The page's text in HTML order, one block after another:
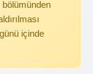
bölümünden
içinde